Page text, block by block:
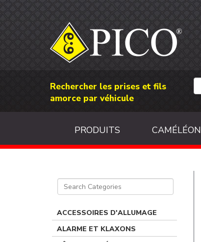
Rechercher les prises et fils
amorce par véhicule
PRODUITS CAMÉLÉON
ACCESSOIRES D'ALLUMAGE
ALARME ET KLAXONS